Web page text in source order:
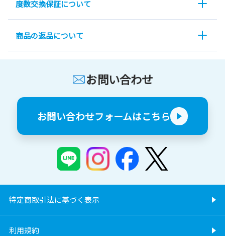
度数交換保証について
商品の返品について
お問い合わせ
お問い合わせフォームはこちら
特定商取引法に基づく表示
利用規約